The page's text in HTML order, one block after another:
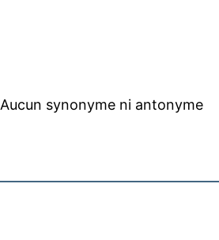
Aucun synonyme ni antonyme